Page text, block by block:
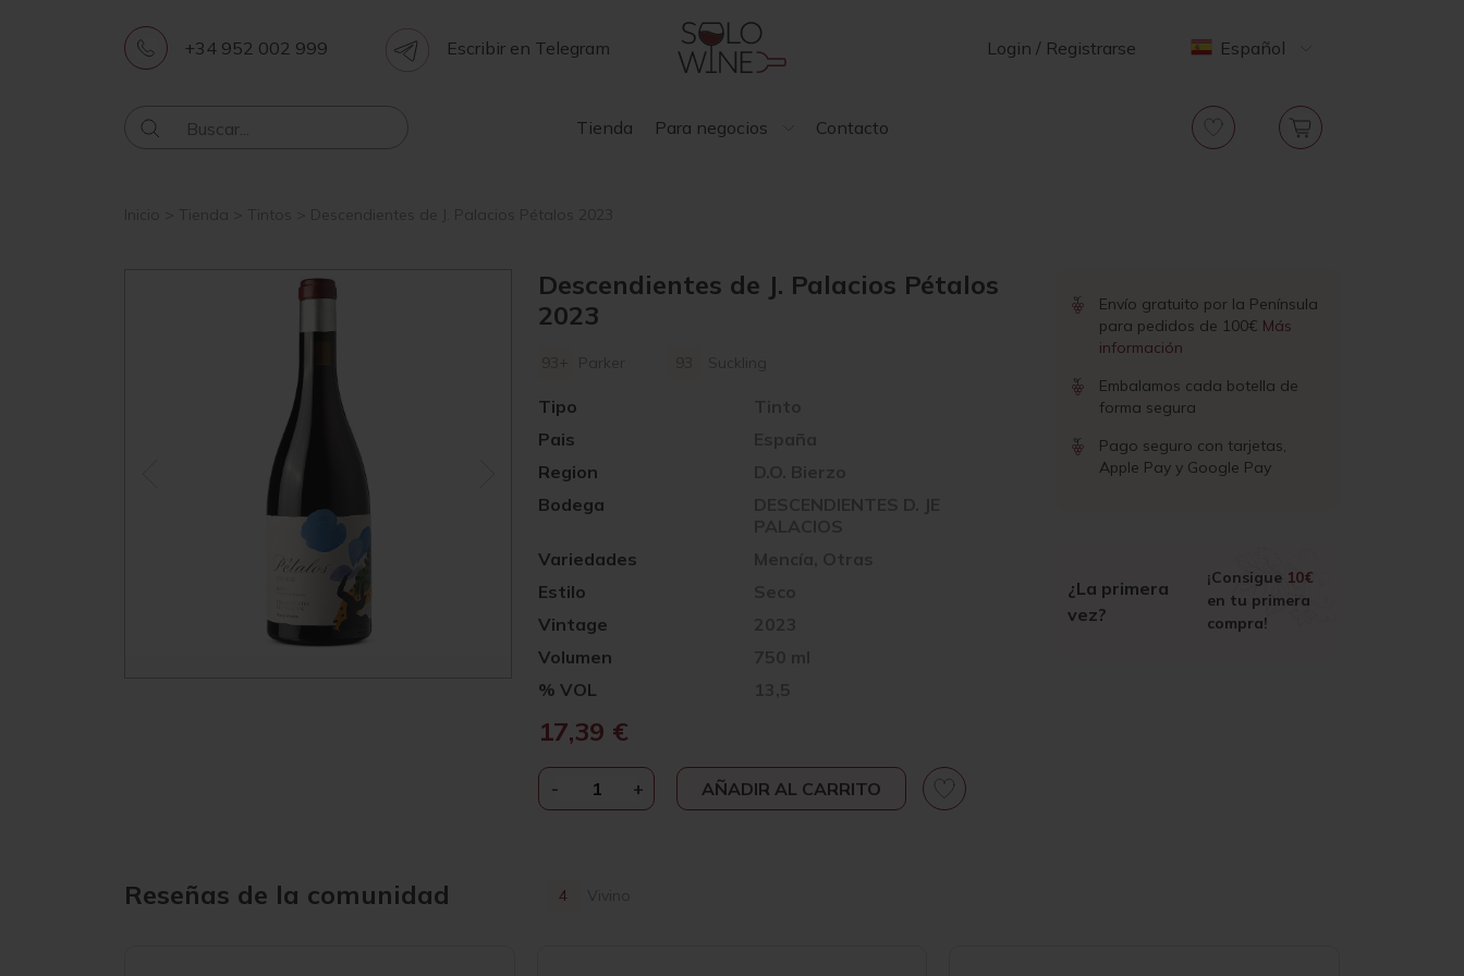
+34 952 002 999 Escribir en Telegram Login / Registrarse Español
Tienda Para negocios Contacto
Inicio Tienda Tintos Descendientes de J. Palacios Pétalos 2023
Descendientes de J. Palacios Pétalos
2023
Parker Suckling
Pais España
Vintage 2023
Region D.O. Bierzo
Volumen 750 ml
Bodega
DESCENDIENTES D. JE
PALACIOS
% VOL 13,5
Variedades Mencía, Otras
Tipo Tinto
Estilo Seco
17,39 €
-DESCENDIENTES
DE
PÉTALOS
+ AÑADIR AL CARRITO
Envío gratuito por la Península
para pedidos de 100€ Más
información
Embalamos cada botella de
forma segura
Pago seguro con tarjetas,
Apple Pay y Google Pay
¿La primera
vez?
¡Consigue 10€
en tu primera
compra!
Reseñas de la comunidad 4 Vivino